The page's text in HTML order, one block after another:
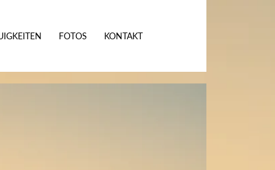
FOTOS KONTAKT